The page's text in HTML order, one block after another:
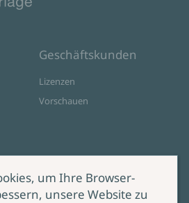
Geschäftskunden
Lizenzen
Vorschauen
um Ihre Browser-
unsere Website zu